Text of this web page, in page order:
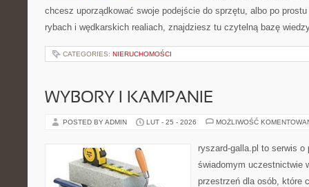
chcesz uporządkować swoje podejście do sprzętu, albo po
rybach i wędkarskich realiach, znajdziesz tu czytelną bazę
CATEGORIES: NIERUCHOMOŚCI
WYBORY I KAMPANIE
POSTED BY ADMIN LUT - 25 - 2026 MOŻLIWOŚĆ
ryszard-galla.pl to serwis
świadomym uczestnictwie
przestrzeń dla osób, które